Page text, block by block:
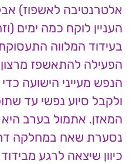
אלטרנטיבה לאשפוז)
העניין לוקח כמה ימים
בעידוד המלווה
הפעילה להתאשפז
הנפש מעייני הישועה
ולקבל סיוע נפשי עד
המאזן. אתמול בערב
נסערת שאח במחלקה
כיוון שיצאה לרגע